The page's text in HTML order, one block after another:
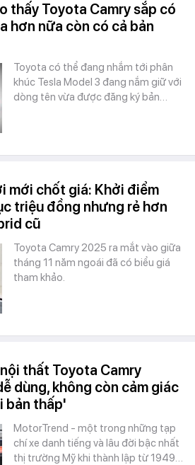
thấy Toyota Camry sắp có
hơn nữa còn có cả bản
Toyota có thể đang nhắm tới phân
khúc Tesla Model 3 đang nắm giữ với
dòng tên vừa được đăng ký bản…
mới chốt giá: Khởi điểm
triệu đồng nhưng rẻ hơn
cũ
Toyota Camry 2025 ra mắt vào giữa
tháng 11 năm ngoái đã có biểu giá
tham khảo.
thất Toyota Camry
dùng, không còn cảm giác
bản thấp'
MotorTrend - một trong những tạp
chí xe danh tiếng và lâu đời bậc nhất
thị trường Mỹ khi thành lập từ 1949…